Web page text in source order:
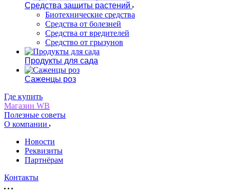
Средства защиты растений
Биотехнические средства
Средства от болезней
Средства от вредителей
Средство от грызунов
Продукты для сада
Саженцы роз
Где купить
Магазин WB
Полезные советы
О компании
Новости
Реквизиты
Партнёрам
Контакты